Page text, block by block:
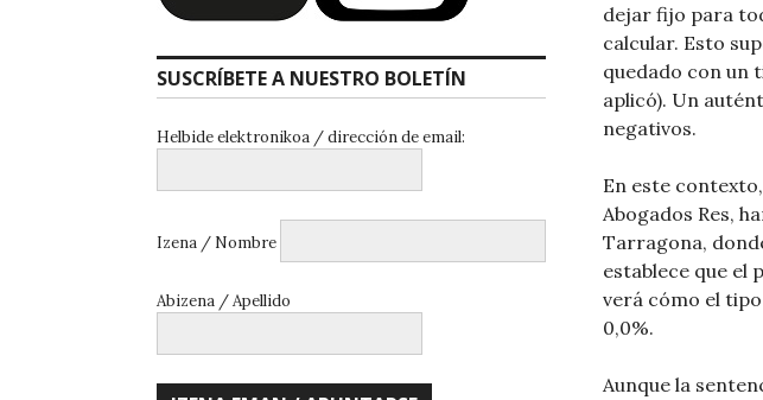
dejar fijo para
calcular. Esto
quedado con un
aplicó). Un
negativos.
En este
Abogados Res,
Tarragona,
establece que el
verá cómo el tipo
0,0%.
Aunque la
SUSCRÍBETE A NUESTRO BOLETÍN
Helbide elektronikoa / dirección de email:
Izena / Nombre
Abizena / Apellido